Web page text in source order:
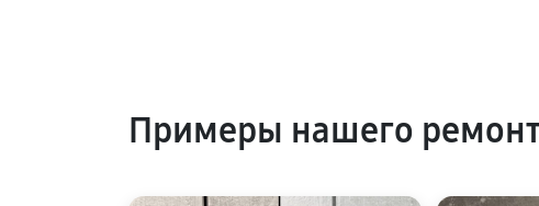
Примеры нашего